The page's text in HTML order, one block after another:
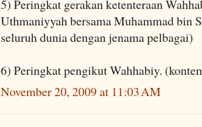
5) Peringkat gerakan ketenteraan
Uthmaniyyah bersama Muhammad bin
seluruh dunia dengan jenama pelbagai)
6) Peringkat pengikut Wahhabiy.
November 20, 2009 at 11:03 AM